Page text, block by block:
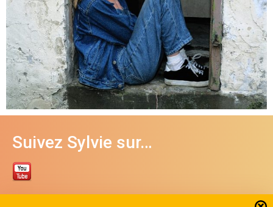
Suivez Sylvie sur…